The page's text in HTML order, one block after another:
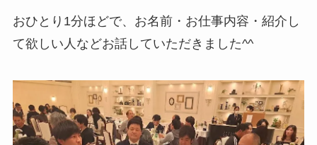
おひとり1分ほどで、お名前・お仕事内容・紹介し
て欲しい人などお話していただきました^^